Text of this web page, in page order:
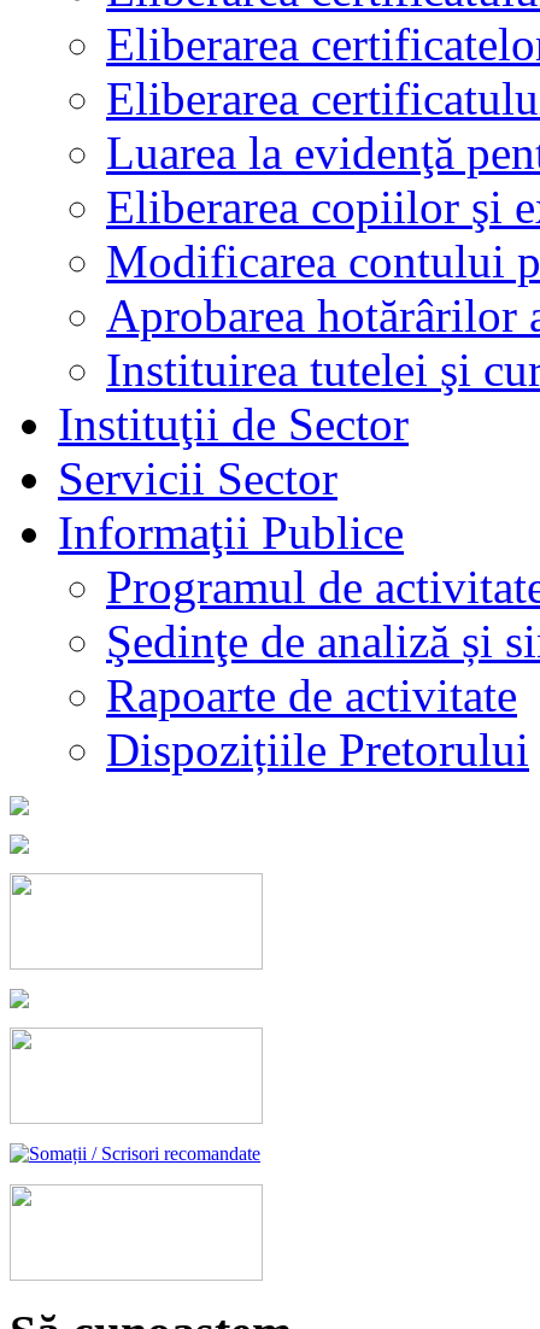
Eliberarea
Eliberarea
Luarea la evidenţă
Eliberarea copiilor şi
Modificarea contului
Aprobarea hotărârilor
Instituirea tutelei şi
Instituţii de Sector
Servicii Sector
Informaţii Publice
Programul de
Şedinţe de analiză și
Rapoarte de activitate
Dispozițiile Pretorului